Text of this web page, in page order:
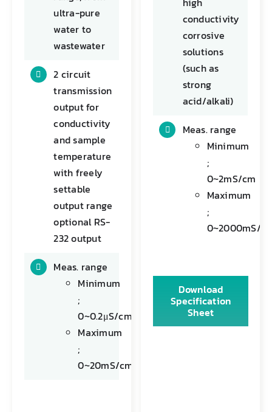
ultra-pure
water to
wastewater
2 circuit
transmission
output for
conductivity
and sample
temperature
with freely
settable
output range
optional RS-
232 output
Meas. range
Minimum
;
0~0.2μS/cm
Maximum
;
0~20mS/cm
conductivity
corrosive
solutions
(such as
strong
acid/alkali)
Meas. range
Minimum
;
0~2mS/cm
Maximum
;
0~2000mS/
Download
Specification
Sheet